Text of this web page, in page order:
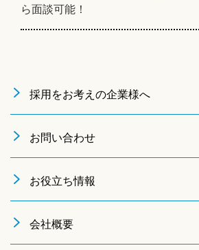
ら面談可能！
採用をお考えの企業様へ
お問い合わせ
お役立ち情報
会社概要